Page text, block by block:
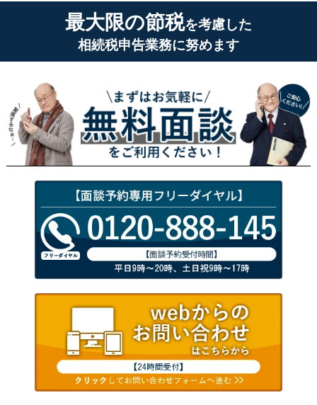
最大限の節税を考慮した
相続税申告業務に努めます